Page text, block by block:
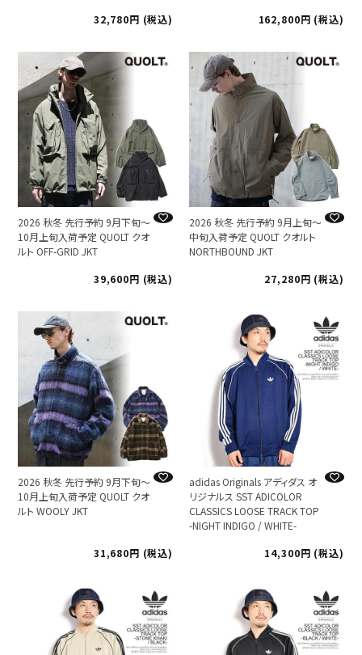
32,780
税込
162,800
税込
2026 秋冬 先行予約 9月下旬～
10月上旬入荷予定 QUOLT クオ
ルト OFF-GRID JKT
39,600
税込
2026 秋冬 先行予約 9月上旬～
中旬入荷予定 QUOLT クオルト
NORTHBOUND JKT
27,280
税込
2026 秋冬 先行予約 9月下旬～
10月上旬入荷予定 QUOLT クオ
ルト WOOLY JKT
31,680 税込
adidas Originals アディダス オ
リジナルス SST ADICOLOR
CLASSICS LOOSE TRACK TOP
-NIGHT INDIGO / WHITE-
14,300
税込